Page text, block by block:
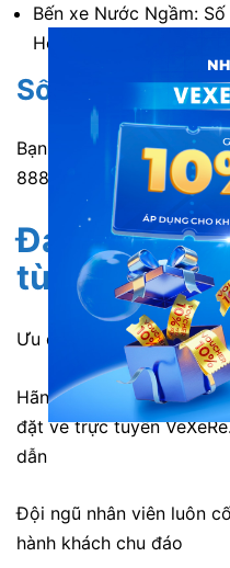
Bến xe Nước Ngầm:
Hoàng Mai, Hà Nội.
Số điện thoại
Bạn có thể liên hệ tổng
888843 để được nhân
Đánh giá nhà
từ khách
Ưu điểm:
Hãng xe Tín Nghĩa hỗ
đặt vé trực tuyến
dẫn
Đội ngũ nhân viên luôn
hành khách chu đáo